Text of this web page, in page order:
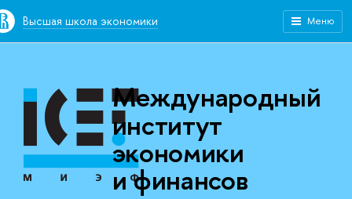
Высшая школа экономики Меню
Международный
институт
экономики
и финансов